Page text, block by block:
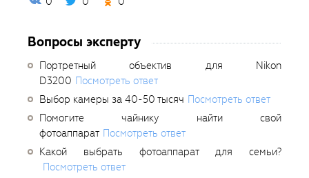
Вопросы эксперту
Портретный объектив для Nikon
D3200 Посмотреть ответ
Выбор камеры за 40-50 тысяч Посмотреть ответ
Помогите чайнику найти свой
фотоаппарат Посмотреть ответ
Какой выбрать фотоаппарат для семьи?
Посмотреть ответ